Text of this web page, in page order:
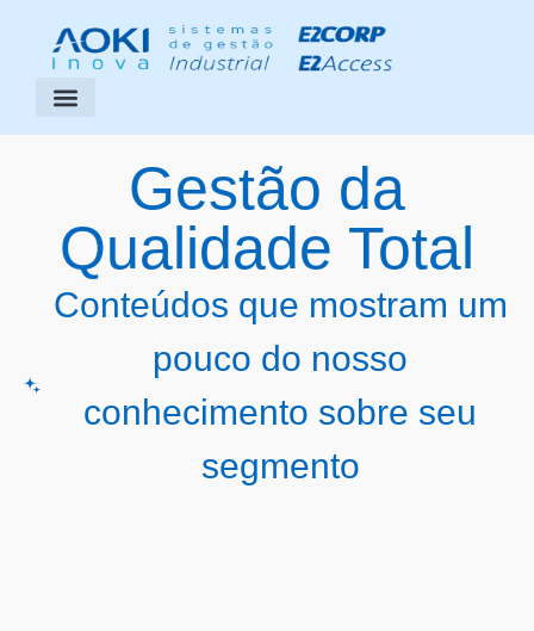
Gestão da
Qualidade Total
Conteúdos que mostram um
pouco do nosso
conhecimento sobre seu
segmento